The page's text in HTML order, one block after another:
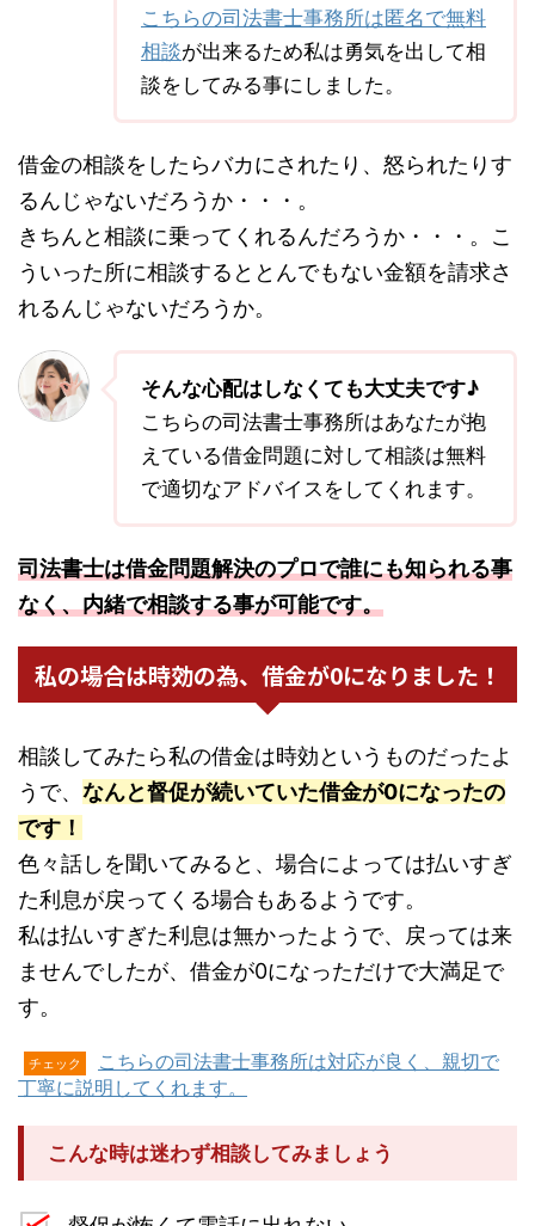
こちらの司法書士事務所は匿名で無料
相談が出来るため私は勇気を出して相
談をしてみる事にしました。
借金の相談をしたらバカにされたり、怒られたりす
るんじゃないだろうか・・・。
きちんと相談に乗ってくれるんだろうか・・・。こ
ういった所に相談するととんでもない金額を請求さ
れるんじゃないだろうか。
そんな心配はしなくても大丈夫です♪
こちらの司法書士事務所はあなたが抱
えている借金問題に対して相談は無料
で適切なアドバイスをしてくれます。
司法書士は借金問題解決のプロで誰にも知られる事
なく、内緒で相談する事が可能です。
私の場合は時効の為、借金が0になりました！
相談してみたら私の借金は時効というものだったよ
うで、 なんと督促が続いていた借金が0になったの
です！
色々話しを聞いてみると、場合によっては払いすぎ
た利息が戻ってくる場合もあるようです。
私は払いすぎた利息は無かったようで、戻っては来
ませんでしたが、借金が0になっただけで大満足で
す。
チェック
こちらの司法書士事務所は対応が良く、親切で
丁寧に説明してくれます。
こんな時は迷わず相談してみましょう